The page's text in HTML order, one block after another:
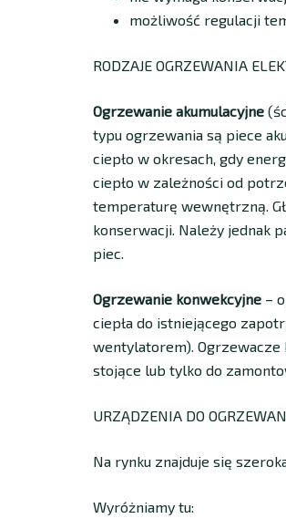
możliwość regulacji
RODZAJE OGRZEWANIA
Ogrzewanie akumulacyjne
typu ogrzewania są piece
ciepło w okresach, gdy
ciepło w zależności od
temperaturę wewnętrzną.
konserwacji. Należy jednak
piec.
Ogrzewanie konwekcyjne –
ciepła do istniejącego
wentylatorem). Ogrzewacze
stojące lub tylko do
URZĄDZENIA DO
Na rynku znajduje się
Wyróżniamy tu: